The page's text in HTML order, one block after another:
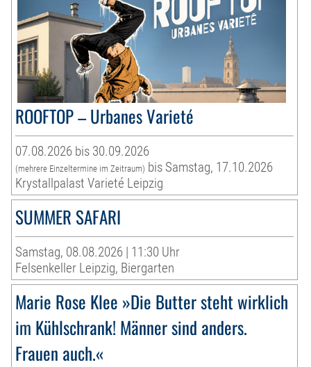
ROOFTOP – Urbanes Varieté
07.08.2026 bis 30.09.2026
(mehrere Einzeltermine im Zeitraum) bis Samstag, 17.10.2026
Krystallpalast Varieté Leipzig
SUMMER SAFARI
Samstag, 08.08.2026 | 11:30 Uhr
Felsenkeller Leipzig, Biergarten
Marie Rose Klee »Die Butter steht wirklich
im Kühlschrank! Männer sind anders.
Frauen auch.«